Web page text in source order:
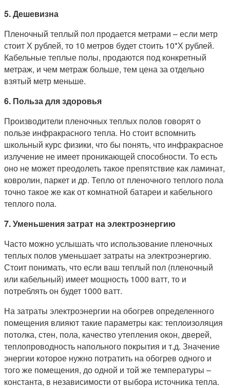
5. Дешевизна
Пленочный теплый пол продается метрами – если метр
стоит Х рублей, то 10 метров будет стоить 10*Х рублей.
Кабельные теплые полы, продаются под конкретный
метраж, и чем метраж больше, тем цена за отдельно
взятый метр меньше.
6. Польза для здоровья
Производители пленочных теплых полов говорят о
пользе инфракрасного тепла. Но стоит вспомнить
школьный курс физики, что бы понять, что инфракрасное
излучение не имеет проникающей способности. То есть
оно не может преодолеть такое препятствие как ламинат,
ковролин, паркет и др. Тепло от пленочного теплого пола
точно такое же как от комнатной батареи и кабельного
теплого пола.
7. Уменьшения затрат на электроэнергию
Часто можно услышать что использование пленочных
теплых полов уменьшает затраты на электроэнергию.
Стоит понимать, что если ваш теплый пол (пленочный
или кабельный) имеет мощность 1000 ватт, то и
потреблять он будет 1000 ватт.
На затраты электроэнергии на обогрев определенного
помещения влияют такие параметры как: теплоизоляция
потолка, стен, пола, качество утепления окон, дверей,
теплопроводность напольного покрытия и т.д. Значение
энергии которое нужно потратить на обогрев одного и
того же помещения, до одной и той же температуры –
константа, в независимости от выбора источника тепла.